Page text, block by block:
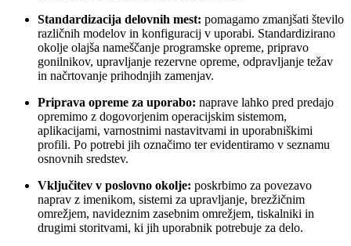
Standardizacija delovnih mest: pomagamo zmanjšati število
različnih modelov in konfiguracij v uporabi. Standardizirano
okolje olajša nameščanje programske opreme, pripravo
gonilnikov, upravljanje rezervne opreme, odpravljanje težav
in načrtovanje prihodnjih zamenjav.
Priprava opreme za uporabo: naprave lahko pred predajo
opremimo z dogovorjenim operacijskim sistemom,
aplikacijami, varnostnimi nastavitvami in uporabniškimi
profili. Po potrebi jih označimo ter evidentiramo v seznamu
osnovnih sredstev.
Vključitev v poslovno okolje: poskrbimo za povezavo
naprav z imenikom, sistemi za upravljanje, brezžičnim
omrežjem, navideznim zasebnim omrežjem, tiskalniki in
drugimi storitvami, ki jih uporabnik potrebuje za delo.